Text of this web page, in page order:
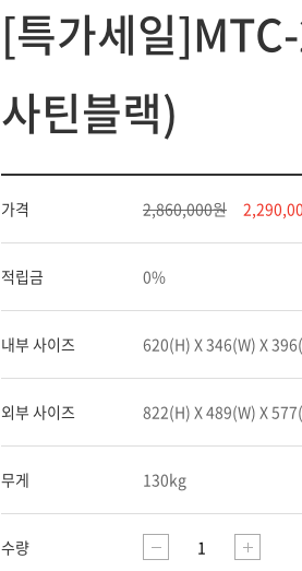
[특가세일
사틴블랙)
가격 2,860,000원
적립금 0%
내부 사이즈 620(H) X 346(W) X
외부 사이즈 822(H) X 489(W) X
무게 130kg
수량